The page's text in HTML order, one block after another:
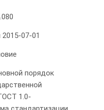
07-01
порядок
1.0-